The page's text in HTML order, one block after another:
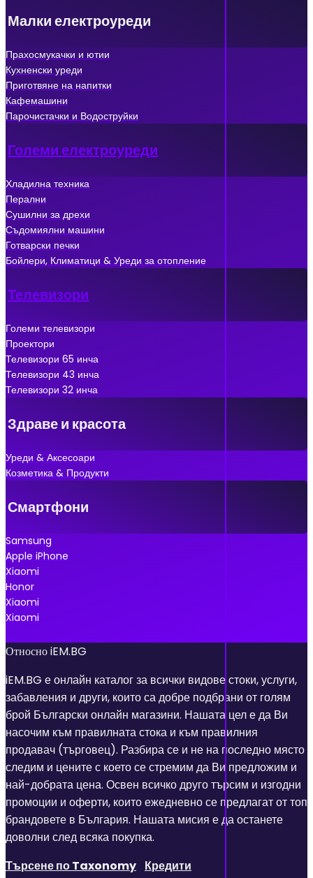
Малки електроуреди
Прахосмукачки и ютии
Кухненски уреди
Приготвяне на напитки
Кафемашини
Парочистачки и Водоструйки
Големи електроуреди
Хладилна техника
Перални
Сушилни за дрехи
Съдомиялни машини
Готварски печки
Бойлери, Климатици & Уреди за отопление
Телевизори
Големи телевизори
Проектори
Телевизори 65 инча
Телевизори 43 инча
Телевизори 32 инча
Здраве и красота
Уреди & Аксесоари
Козметика & Продукти
Смартфони
Samsung
Apple iPhone
Xiaomi
Honor
Xiaomi
Xiaomi
Относно iEM.BG
iEM.BG е онлайн каталог за всички видове стоки, услуги,
забавления и други, които са добре подбрани от голям
брой Български онлайн магазини. Нашата цел е да Ви
насочим към правилната стока и към правилния
продавач (търговец). Разбира се и не на последно място
следим и цените с което се стремим да Ви предложим и
най-добрата цена. Освен всичко друго търсим и изгодни
промоции и оферти, които ежедневно се предлагат от топ
брандовете в България. Нашата мисия е да останете
доволни след всяка покупка.
Търсене по Taxonomy Кредити